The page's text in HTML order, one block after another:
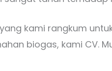
kami rangkum
biogas, kami CV.